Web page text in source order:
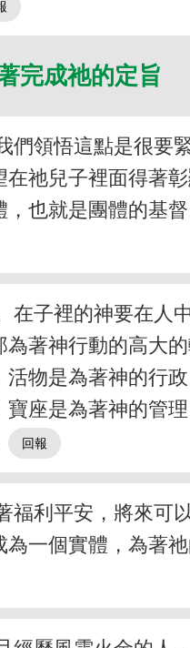
完成祂的定旨
領悟這點是很要
祂兒子裡面得著
也就是團體的基
子裡的神要在人
著神行動的高大
物是為著神的行
座是為著神的管
利平安，將來可
一個實體，為著